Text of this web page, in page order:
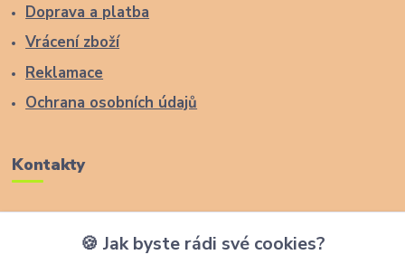
Doprava a platba
Vrácení zboží
Reklamace
Ochrana osobních údajů
Kontakty
+420 774 291 043
🍪 Jak byste rádi své cookies?